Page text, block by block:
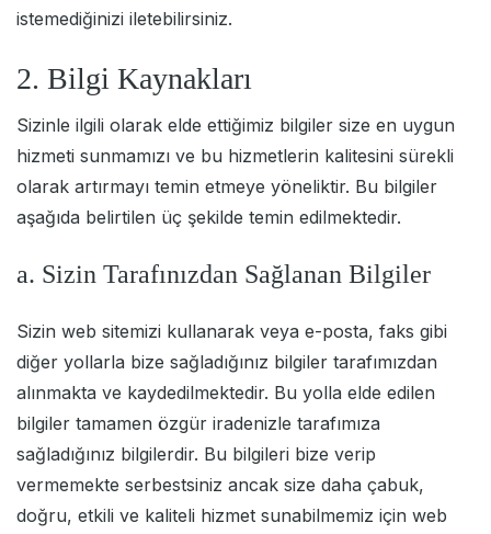
istemediğinizi iletebilirsiniz.
2. Bilgi Kaynakları
Sizinle ilgili olarak elde ettiğimiz bilgiler size en uygun
hizmeti sunmamızı ve bu hizmetlerin kalitesini sürekli
olarak artırmayı temin etmeye yöneliktir. Bu bilgiler
aşağıda belirtilen üç şekilde temin edilmektedir.
a. Sizin Tarafınızdan Sağlanan Bilgiler
Sizin web sitemizi kullanarak veya e-posta, faks gibi
diğer yollarla bize sağladığınız bilgiler tarafımızdan
alınmakta ve kaydedilmektedir. Bu yolla elde edilen
bilgiler tamamen özgür iradenizle tarafımıza
sağladığınız bilgilerdir. Bu bilgileri bize verip
vermemekte serbestsiniz ancak size daha çabuk,
doğru, etkili ve kaliteli hizmet sunabilmemiz için web